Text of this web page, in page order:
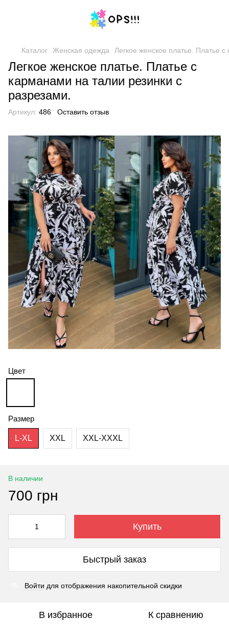
Каталог Женская одежда Легкое женское платье. Платье
Легкое женское платье. Платье с
карманами на талии резинки с
разрезами.
Артикул: 486 Оставить отзыв
Цвет
Размер
L-XL XXL XXL-XXXL
В наличии
700 грн
Купить
Быстрый заказ
Войти для отображения накопительной скидки
В избранное К сравнению